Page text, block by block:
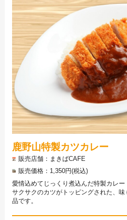
鹿野山特製カツカレー
販売店舗
まきばCAFE
販売価格
1,350円(税込)
愛情込めてじっくり煮込んだ特製カレー
サクサクのカツがトッピングされた、
品です。